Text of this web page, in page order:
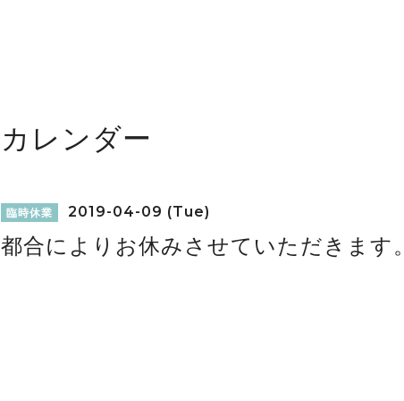
カレンダー
臨時休業 2019-04-09 (Tue)
都合によりお休みさせていただきます。